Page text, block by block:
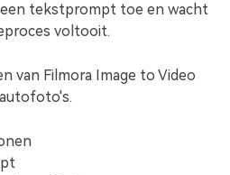
tekstprompt toe en wacht
voltooit.
van Filmora Image to Video